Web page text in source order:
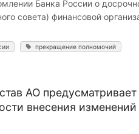
Банка России о
совета) финансовой
прекращение полномочий
АО
внесения изменений